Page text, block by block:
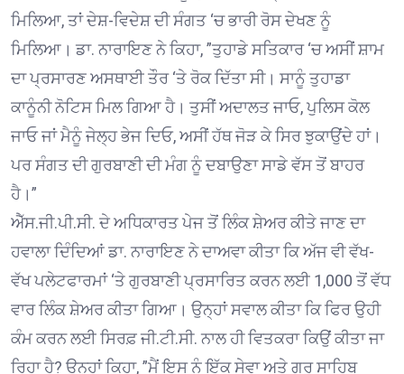
ਮਿਲਿਆ, ਤਾਂ ਦੇਸ਼-ਵਿਦੇਸ਼ ਦੀ ਸੰਗਤ ‘ਚ ਭਾਰੀ ਰੋਸ ਦੇਖਣ ਨੂੰ
ਮਿਲਿਆ। ਡਾ. ਨਾਰਾਇਣ ਨੇ ਕਿਹਾ, ”ਤੁਹਾਡੇ ਸਤਿਕਾਰ ‘ਚ ਅਸੀਂ ਸ਼ਾਮ
ਦਾ ਪ੍ਰਸਾਰਣ ਅਸਥਾਈ ਤੌਰ ‘ਤੇ ਰੋਕ ਦਿੱਤਾ ਸੀ। ਸਾਨੂੰ ਤੁਹਾਡਾ
ਕਾਨੂੰਨੀ ਨੋਟਿਸ ਮਿਲ ਗਿਆ ਹੈ। ਤੁਸੀਂ ਅਦਾਲਤ ਜਾਓ, ਪੁਲਿਸ ਕੋਲ
ਜਾਓ ਜਾਂ ਮੈਨੂੰ ਜੇਲ੍ਹ ਭੇਜ ਦਿਓ, ਅਸੀਂ ਹੱਥ ਜੋੜ ਕੇ ਸਿਰ ਝੁਕਾਉਂਦੇ ਹਾਂ।
ਪਰ ਸੰਗਤ ਦੀ ਗੁਰਬਾਣੀ ਦੀ ਮੰਗ ਨੂੰ ਦਬਾਉਣਾ ਸਾਡੇ ਵੱਸ ਤੋਂ ਬਾਹਰ
ਹੈ।”
ਐੱਸ.ਜੀ.ਪੀ.ਸੀ. ਦੇ ਅਧਿਕਾਰਤ ਪੇਜ ਤੋਂ ਲਿੰਕ ਸ਼ੇਅਰ ਕੀਤੇ ਜਾਣ ਦਾ
ਹਵਾਲਾ ਦਿੰਦਿਆਂ ਡਾ. ਨਾਰਾਇਣ ਨੇ ਦਾਅਵਾ ਕੀਤਾ ਕਿ ਅੱਜ ਵੀ ਵੱਖ-
ਵੱਖ ਪਲੇਟਫਾਰਮਾਂ ‘ਤੇ ਗੁਰਬਾਣੀ ਪ੍ਰਸਾਰਿਤ ਕਰਨ ਲਈ 1,000 ਤੋਂ ਵੱਧ
ਵਾਰ ਲਿੰਕ ਸ਼ੇਅਰ ਕੀਤਾ ਗਿਆ। ਉਨ੍ਹਾਂ ਸਵਾਲ ਕੀਤਾ ਕਿ ਫਿਰ ਉਹੀ
ਕੰਮ ਕਰਨ ਲਈ ਸਿਰਫ਼ ਜੀ.ਟੀ.ਸੀ. ਨਾਲ ਹੀ ਵਿਤਕਰਾ ਕਿਉਂ ਕੀਤਾ ਜਾ
ਰਿਹਾ ਹੈ? ਉਨ੍ਹਾਂ ਕਿਹਾ, ”ਮੈਂ ਇਸ ਨੂੰ ਇੱਕ ਸੇਵਾ ਅਤੇ ਗੁਰੂ ਸਾਹਿਬ